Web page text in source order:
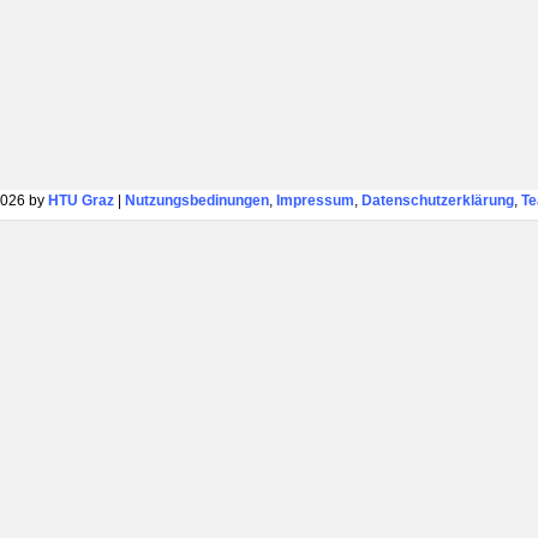
by HTU Graz| Nutzungsbedinungen, Impressum, Datenschutzerklärung,